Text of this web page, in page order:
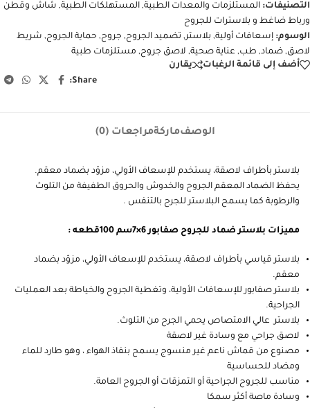
التصنيفات: المستلزمات والمعدات الطبية, المستهلكات الطبية, شاش وقطن
ورباط ضاغط و بلاسترات للجروح
الوسوم: إسعافات أولية, بلاستر, تضميد الجروح, جروح, حماية الجروح, شريط
لاصق, ضماد, طب, عناية صحية, لاصق جروح, مستلزمات طبية
أضف إلى قائمة الرغبات
يقارن
Share:
الوصفماركةمراجعات (0)
بلاستر بأطراف لاصقة، يستخدم للإسعاف الأولي، مزوّد بضماد معقم.
يحفظ الضماد المعقم الجروح والخدوش والحروق الطفيفة من التلوث
والرطوبة كما يسمح البلاستر للجرح بالتنفس .
مميزات بلاستر ضماد للجروح صفابور 6×7سم 100قطعه :
بلاستر قياسي بأطراف لاصقة، يستخدم للإسعاف الأولي، مزوّد بضماد
معقم.
بلاستر صفابور للإسعافات الأولية، وتغطية الجروح والخياطة بعد العمليات
الجراحية.
بلاستر عالي الامتصاص يحمي الجرح من التلوث.
لاصق جراحي مع وسادة غير لاصقة
مصنوع من قماش ناعم غير منسوج يسمح بنفاذ الهواء ، وهو طارد للماء
ومضاد للحساسية
مناسب للجروح الجراحية أو التمزقات أو الجروح العامة.
وسادة ماصة أكثر سمكا